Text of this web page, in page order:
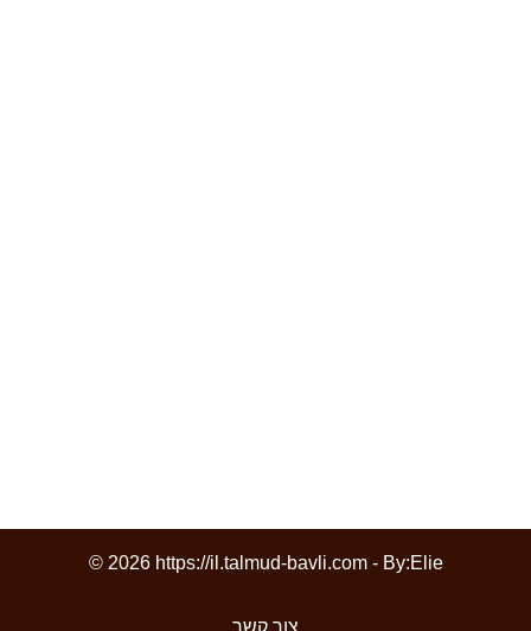
© 2026 https://il.talmud-bavli.com - By:Elie
צור קשר